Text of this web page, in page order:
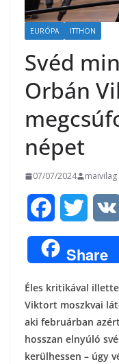
EURÓPA ITTHON
Svéd
Orbán
népet
07/07/2024 maivilag
a
c
e
b
o
w
i
t
t
e
Share
Éles kritikával
Viktort moszkvai
aki februárban
hosszan elnyúló
kerülhessen – úgy